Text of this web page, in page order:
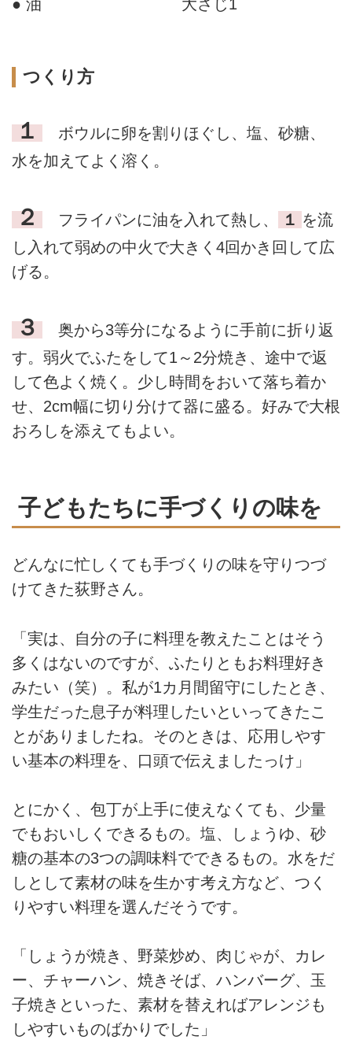
● 油 大さじ1
つくり方
１
ボウルに卵を割りほぐし、塩、砂糖、
水を加えてよく溶く。
２ フライパンに油を入れて熱し、 １ を流
し入れて弱めの中火で大きく4回かき回して広
げる。
３
奥から3等分になるように手前に折り返
す。弱火でふたをして1～2分焼き、途中で返
して色よく焼く。少し時間をおいて落ち着か
せ、2cm幅に切り分けて器に盛る。好みで大根
おろしを添えてもよい。
子どもたちに手づくりの味を
どんなに忙しくても手づくりの味を守りつづ
けてきた荻野さん。
「実は、自分の子に料理を教えたことはそう
多くはないのですが、ふたりともお料理好き
みたい（笑）。私が1カ月間留守にしたとき、
学生だった息子が料理したいといってきたこ
とがありましたね。そのときは、応用しやす
い基本の料理を、口頭で伝えましたっけ」
とにかく、包丁が上手に使えなくても、少量
でもおいしくできるもの。塩、しょうゆ、砂
糖の基本の3つの調味料でできるもの。水をだ
しとして素材の味を生かす考え方など、つく
りやすい料理を選んだそうです。
「しょうが焼き、野菜炒め、肉じゃが、カレ
ー、チャーハン、焼きそば、ハンバーグ、玉
子焼きといった、素材を替えればアレンジも
しやすいものばかりでした」